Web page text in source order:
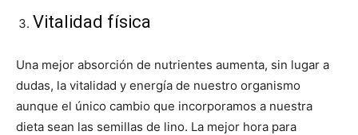
Vitalidad física
Una mejor absorción de nutrientes aumenta, sin lugar a
dudas, la vitalidad y energía de nuestro organismo
aunque el único cambio que incorporamos a nuestra
dieta sean las semillas de lino. La mejor hora para